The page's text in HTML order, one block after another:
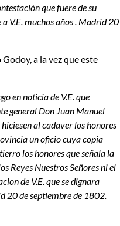
que fuere de su
V.E. muchos años . Madrid 20
a la vez que este
en noticia de V.E. que
general Don Juan Manuel
al cadaver los honores
un oficio cuya copia
los honores que señala la
Reyes Nuestros Señores ni el
de V.E. que se dignara
20 de septiembre de 1802.